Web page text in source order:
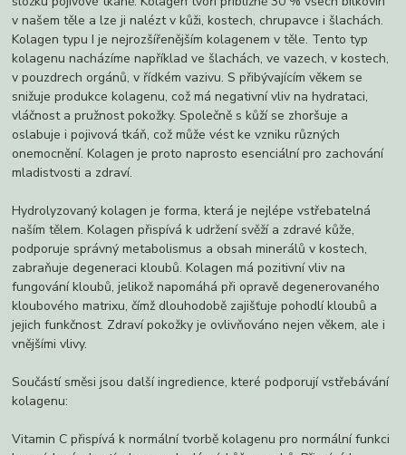
v našem těle a lze ji nalézt v kůži, kostech, chrupavce i šlachách.
Kolagen typu I je nejrozšířenějším kolagenem v těle. Tento typ
kolagenu nacházíme například ve šlachách, ve vazech, v kostech,
v pouzdrech orgánů, v řídkém vazivu. S přibývajícím věkem se
snižuje produkce kolagenu, což má negativní vliv na hydrataci,
vláčnost a pružnost pokožky. Společně s kůží se zhoršuje a
oslabuje i pojivová tkáň, což může vést ke vzniku různých
onemocnění. Kolagen je proto naprosto esenciální pro zachování
mladistvosti a zdraví.
Hydrolyzovaný kolagen je forma, která je nejlépe vstřebatelná
naším tělem. Kolagen přispívá k udržení svěží a zdravé kůže,
podporuje správný metabolismus a obsah minerálů v kostech,
zabraňuje degeneraci kloubů. Kolagen má pozitivní vliv na
fungování kloubů, jelikož napomáhá při opravě degenerovaného
kloubového matrixu, čímž dlouhodobě zajišťuje pohodlí kloubů a
jejich funkčnost. Zdraví pokožky je ovlivňováno nejen věkem, ale i
vnějšími vlivy.
Součástí směsi jsou další ingredience, které podporují vstřebávání
kolagenu:
Vitamin C přispívá k normální tvorbě kolagenu pro normální funkci